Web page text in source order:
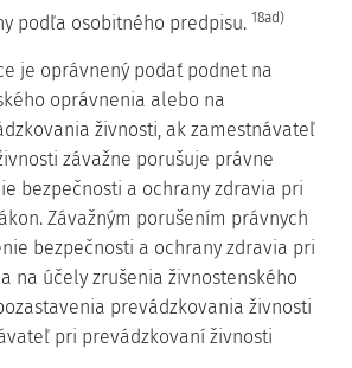
podľa osobitného predpisu. 18ad)
je oprávnený podať podnet na
oprávnenia alebo na
živnosti, ak zamestnávateľ
závažne porušuje právne
bezpečnosti a ochrany zdravia pri
Závažným porušením právnych
bezpečnosti a ochrany zdravia pri
na účely zrušenia živnostenského
prevádzkovania živnosti
pri prevádzkovaní živnosti